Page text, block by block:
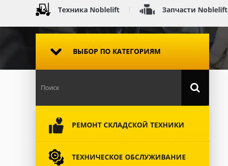
Техника Noblelift Запчасти Noblelift
ВЫБОР ПО КАТЕГОРИЯМ
РЕМОНТ СКЛАДСКОЙ ТЕХНИКИ
ТЕХНИЧЕСКОЕ ОБСЛУЖИВАНИЕ